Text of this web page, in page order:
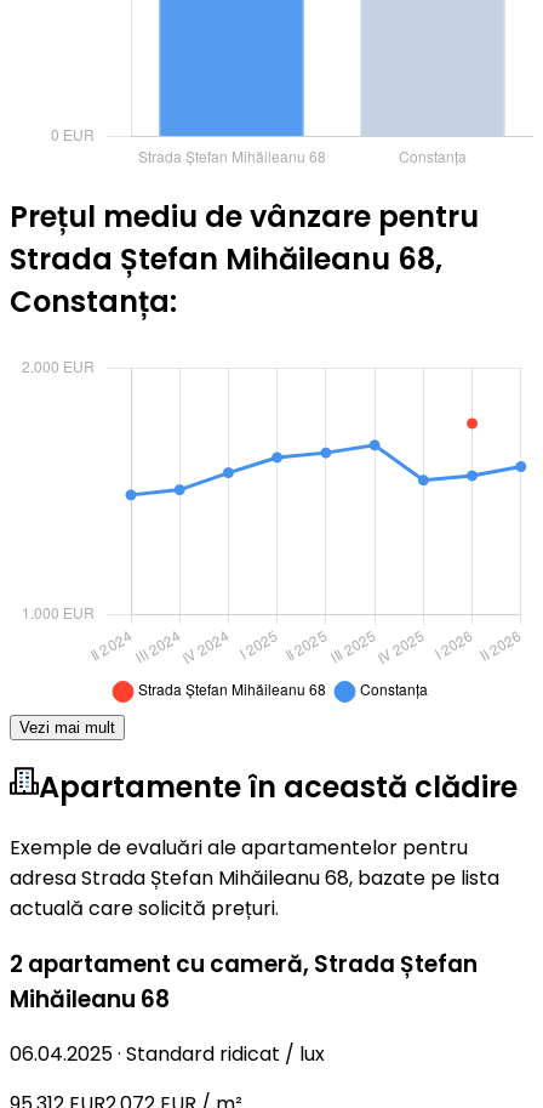
Prețul mediu de vânzare pentru
Strada Ștefan Mihăileanu 68,
Constanța:
Vezi mai mult
Apartamente în această clădire
Exemple de evaluări ale apartamentelor pentru
adresa Strada Ștefan Mihăileanu 68, bazate pe lista
actuală care solicită prețuri.
2 apartament cu cameră, Strada Ștefan
Mihăileanu 68
06.04.2025· Standard ridicat / lux